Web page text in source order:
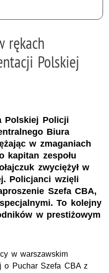
rękach
Polskiej
Polskiej Policji
Biura
w zmaganiach
kapitan zespołu
zwyciężył w
Policjanci wzięli
Szefa CBA,
To kolejny
w prestiżowym
w warszawskim
o Puchar Szefa CBA z